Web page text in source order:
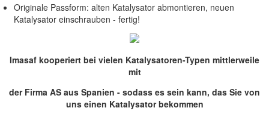
Originale Passform: alten Katalysator abmontieren, neuen
Katalysator einschrauben - fertig!
Imasaf kooperiert bei vielen Katalysatoren-Typen mittlerweile
mit
der Firma AS aus Spanien - sodass es sein kann, das Sie von
uns einen Katalysator bekommen